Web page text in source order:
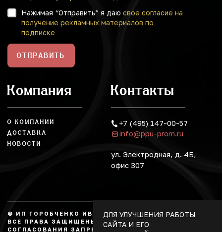
Нажимая “Отправить” я даю свое согласие на
получение рекламных материалов по
подписке
ОТПРАВИТЬ
Компания
О КОМПАНИИ
ДОСТАВКА
НОВОСТИ
Контакты
+7 (495) 147-00-57
info@ppu-prom.ru
ул. Электродная, д. 4Б,
офис 307
© ИП ГОРОБЧЕНКО ИВАН АЛЕКСАНДРОВИЧ, 2026.
ВСЕ ПРАВА ЗАЩИЩЕНЫ, КОПИРОВАНИЕ БЕЗ
СОГЛАСОВАНИЯ ЗАПРЕЩЕНО. НЕ ЯВЛЯЕТСЯ
ДЛЯ УЛУЧШЕНИЯ РАБОТЫ
САЙТА И ЕГО